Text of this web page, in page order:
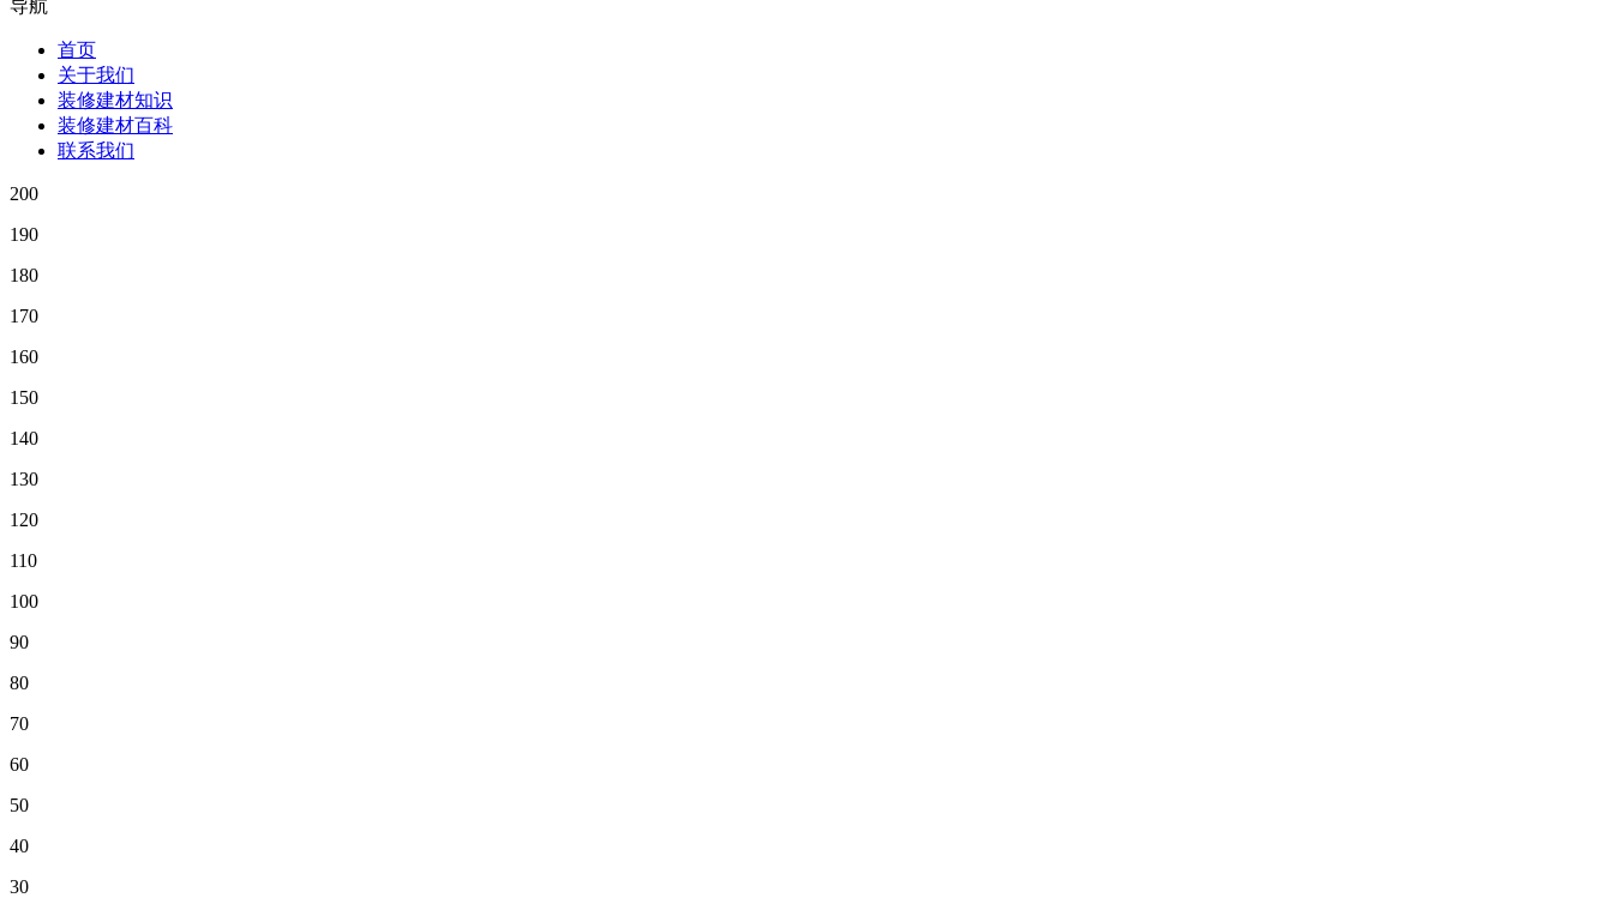
导航
首页
关于我们
装修建材知识
装修建材百科
联系我们
200
190
180
170
160
150
140
130
120
110
100
90
80
70
60
50
40
30